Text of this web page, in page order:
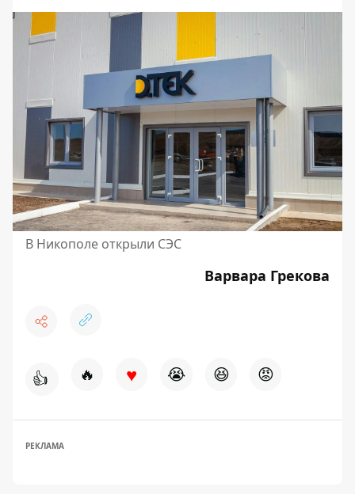
В Никополе открыли СЭС
Варвара Грекова
👍 🔥 ♥ 😭 😆 😡
РЕКЛАМА